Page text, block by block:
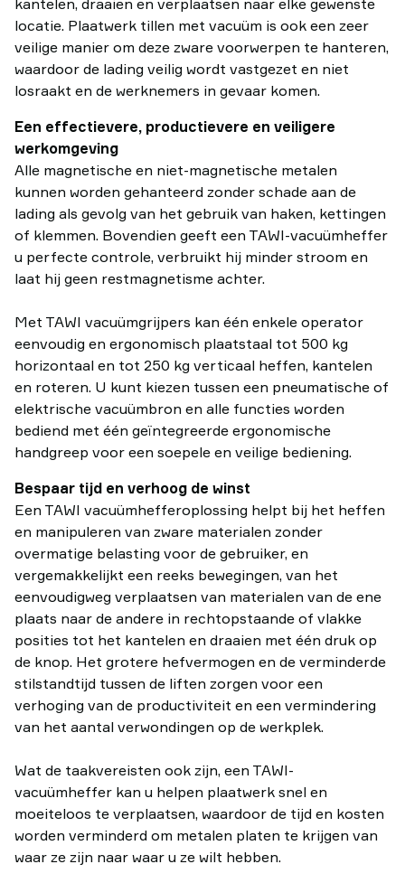
kantelen, draaien en verplaatsen naar elke gewenste
locatie. Plaatwerk tillen met vacuüm is ook een zeer
veilige manier om deze zware voorwerpen te hanteren,
waardoor de lading veilig wordt vastgezet en niet
losraakt en de werknemers in gevaar komen.
Een effectievere, productievere en veiligere
werkomgeving
Alle magnetische en niet-magnetische metalen
kunnen worden gehanteerd zonder schade aan de
lading als gevolg van het gebruik van haken, kettingen
of klemmen. Bovendien geeft een TAWI-vacuümheffer
u perfecte controle, verbruikt hij minder stroom en
laat hij geen restmagnetisme achter.
Met TAWI vacuümgrijpers kan één enkele operator
eenvoudig en ergonomisch plaatstaal tot 500 kg
horizontaal en tot 250 kg verticaal heffen, kantelen
en roteren. U kunt kiezen tussen een pneumatische of
elektrische vacuümbron en alle functies worden
bediend met één geïntegreerde ergonomische
handgreep voor een soepele en veilige bediening.
Bespaar tijd en verhoog de winst
Een TAWI vacuümhefferoplossing helpt bij het heffen
en manipuleren van zware materialen zonder
overmatige belasting voor de gebruiker, en
vergemakkelijkt een reeks bewegingen, van het
eenvoudigweg verplaatsen van materialen van de ene
plaats naar de andere in rechtopstaande of vlakke
posities tot het kantelen en draaien met één druk op
de knop. Het grotere hefvermogen en de verminderde
stilstandtijd tussen de liften zorgen voor een
verhoging van de productiviteit en een vermindering
van het aantal verwondingen op de werkplek.
Wat de taakvereisten ook zijn, een TAWI-
vacuümheffer kan u helpen plaatwerk snel en
moeiteloos te verplaatsen, waardoor de tijd en kosten
worden verminderd om metalen platen te krijgen van
waar ze zijn naar waar u ze wilt hebben.